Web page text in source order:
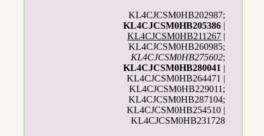
KL4CJCSM0HB202987;
KL4CJCSM0HB205386 |
KL4CJCSM0HB211267 |
KL4CJCSM0HB260985;
KL4CJCSM0HB275602;
KL4CJCSM0HB280041 |
KL4CJCSM0HB264471 |
KL4CJCSM0HB229011;
KL4CJCSM0HB287104;
KL4CJCSM0HB254510 |
KL4CJCSM0HB231728